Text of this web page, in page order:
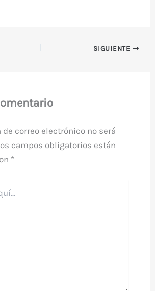
SIGUIENTE
de correo electrónico no será
campos obligatorios están
*